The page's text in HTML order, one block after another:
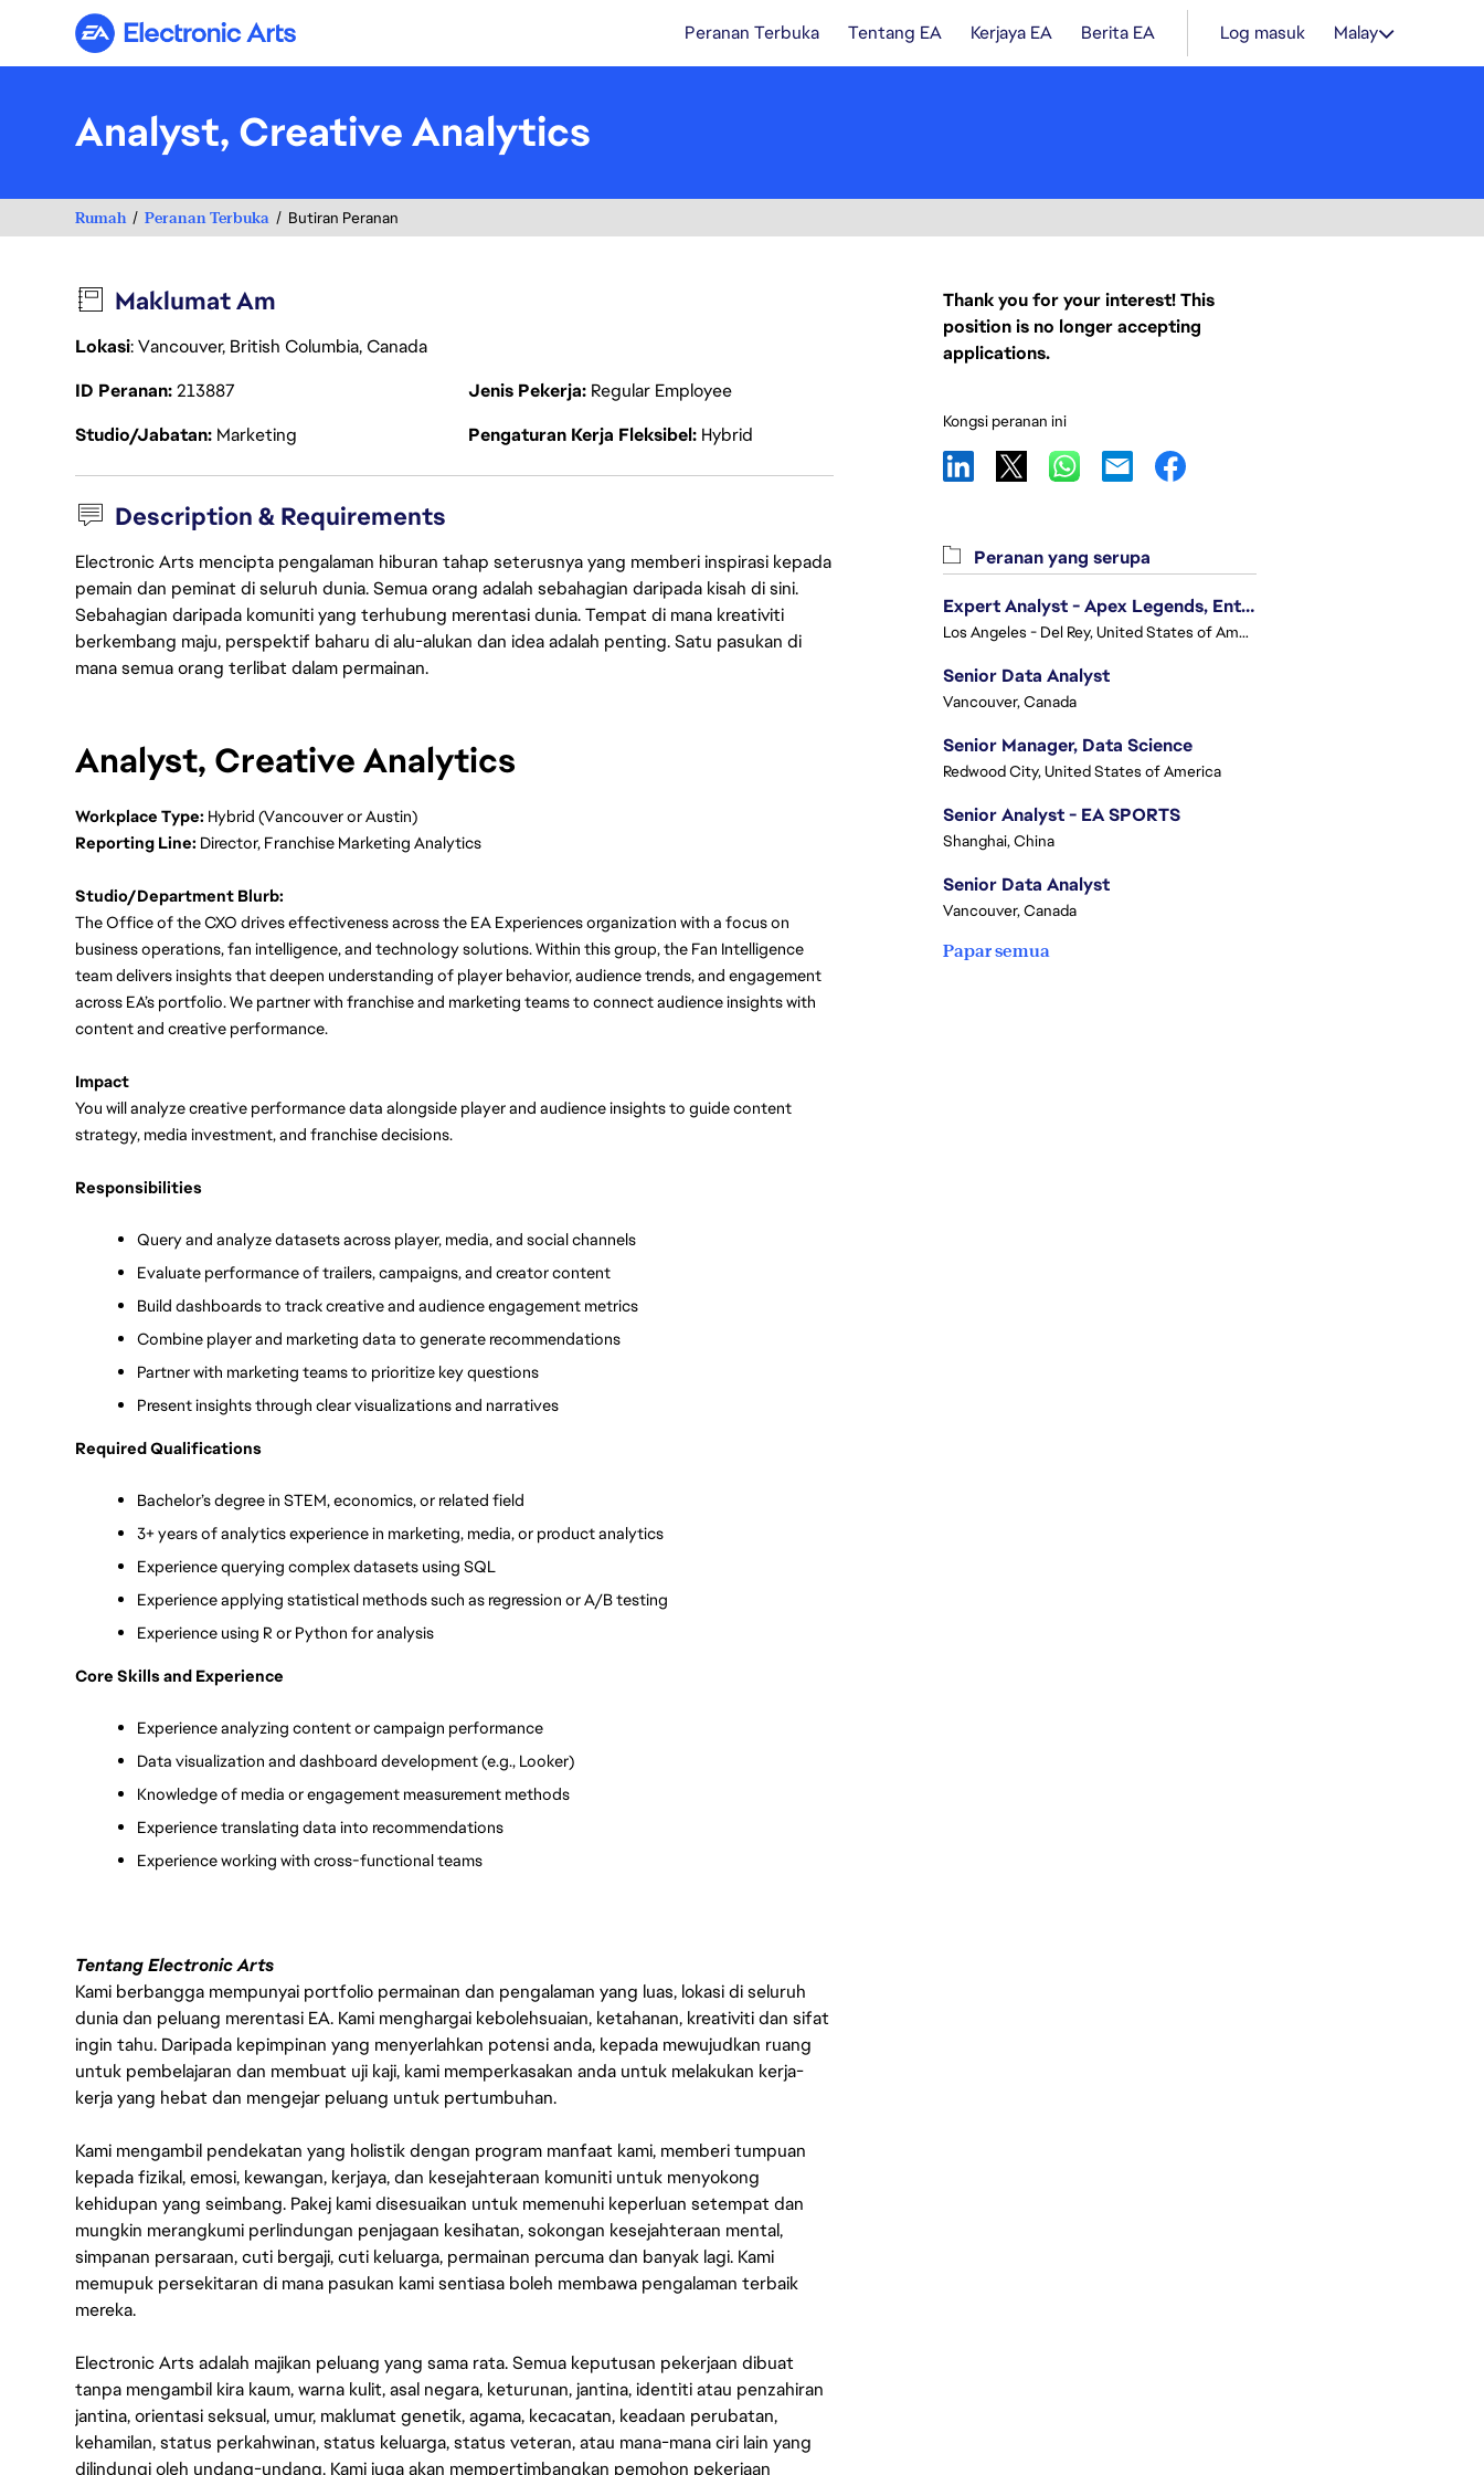
Electronic Arts Peranan Terbuka Tentang EA Kerjaya EA Berita EA Log masuk Malay
Analyst, Creative Analytics
Rumah Peranan Terbuka Butiran Peranan
Maklumat Am
Lokasi: Vancouver, British Columbia, Canada
ID Peranan213887 Jenis Pekerja Regular Employee
Studio/Jabatan Marketing Pengaturan Kerja Fleksibel Hybrid
Description & Requirements
Electronic Arts mencipta pengalaman hiburan tahap seterusnya yang memberi inspirasi kepada
pemain dan peminat di seluruh dunia. Semua orang adalah sebahagian daripada kisah di sini.
Sebahagian daripada komuniti yang terhubung merentasi dunia. Tempat di mana kreativiti
berkembang maju, perspektif baharu di alu-alukan dan idea adalah penting. Satu pasukan di
mana semua orang terlibat dalam permainan.
Analyst, Creative Analytics
Workplace Type: Hybrid (Vancouver or Austin)
Reporting Line: Director, Franchise Marketing Analytics
Studio/Department Blurb:
The Office of the CXO drives effectiveness across the EA Experiences organization with a focus on
business operations, fan intelligence, and technology solutions. Within this group, the Fan Intelligence
team delivers insights that deepen understanding of player behavior, audience trends, and engagement
across EA’s portfolio. We partner with franchise and marketing teams to connect audience insights with
content and creative performance.
Impact
You will analyze creative performance data alongside player and audience insights to guide content
strategy, media investment, and franchise decisions.
Responsibilities
Query and analyze datasets across player, media, and social channels
Evaluate performance of trailers, campaigns, and creator content
Build dashboards to track creative and audience engagement metrics
Combine player and marketing data to generate recommendations
Partner with marketing teams to prioritize key questions
Present insights through clear visualizations and narratives
Required Qualifications
Bachelor’s degree in STEM, economics, or related field
3+ years of analytics experience in marketing, media, or product analytics
Experience querying complex datasets using SQL
Experience applying statistical methods such as regression or A/B testing
Experience using R or Python for analysis
Core Skills and Experience
Experience analyzing content or campaign performance
Data visualization and dashboard development (e.g., Looker)
Knowledge of media or engagement measurement methods
Experience translating data into recommendations
Experience working with cross-functional teams
Tentang Electronic Arts
Kami berbangga mempunyai portfolio permainan dan pengalaman yang luas, lokasi di seluruh
dunia dan peluang merentasi EA. Kami menghargai kebolehsuaian, ketahanan, kreativiti dan sifat
ingin tahu. Daripada kepimpinan yang menyerlahkan potensi anda, kepada mewujudkan ruang
untuk pembelajaran dan membuat uji kaji, kami memperkasakan anda untuk melakukan kerja-
kerja yang hebat dan mengejar peluang untuk pertumbuhan.
Kami mengambil pendekatan yang holistik dengan program manfaat kami, memberi tumpuan
kepada fizikal, emosi, kewangan, kerjaya, dan kesejahteraan komuniti untuk menyokong
kehidupan yang seimbang. Pakej kami disesuaikan untuk memenuhi keperluan setempat dan
mungkin merangkumi perlindungan penjagaan kesihatan, sokongan kesejahteraan mental,
simpanan persaraan, cuti bergaji, cuti keluarga, permainan percuma dan banyak lagi. Kami
memupuk persekitaran di mana pasukan kami sentiasa boleh membawa pengalaman terbaik
mereka.
Electronic Arts adalah majikan peluang yang sama rata. Semua keputusan pekerjaan dibuat
tanpa mengambil kira kaum, warna kulit, asal negara, keturunan, jantina, identiti atau penzahiran
jantina, orientasi seksual, umur, maklumat genetik, agama, kecacatan, keadaan perubatan,
kehamilan, status perkahwinan, status keluarga, status veteran, atau mana-mana ciri lain yang
dilindungi oleh undang-undang. Kami juga akan mempertimbangkan pemohon pekerjaan
Thank you for your interest! This
position is no longer accepting
applications.
Kongsi peranan ini
Peranan yang serupa
Expert Analyst - Apex Legends, Enterprise Intelligence (EI)
Los Angeles - Del Rey, United States of America
Senior Data Analyst
Vancouver, Canada
Senior Manager, Data Science
Redwood City, United States of America
Senior Analyst - EA SPORTS
Shanghai, China
Senior Data Analyst
Vancouver, Canada
Papar semua